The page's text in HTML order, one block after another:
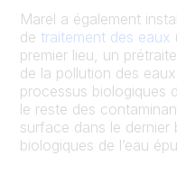
Marel a également
de traitement des eaux
premier lieu, un
de la pollution des
processus biologiques
le reste des
surface dans le dernier
biologiques de l’eau